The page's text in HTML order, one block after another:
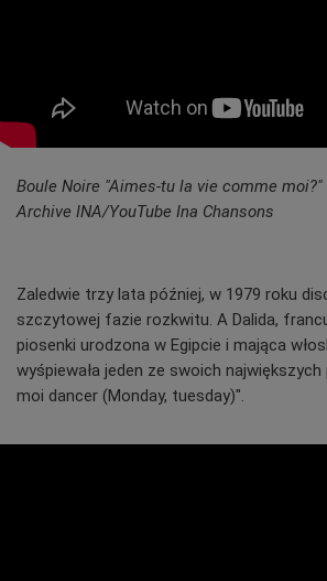
Boule Noire "Aimes-tu la vie comme
Archive INA/YouTube Ina Chansons
Zaledwie trzy lata później, w 1979 roku
szczytowej fazie rozkwitu. A Dalida,
piosenki urodzona w Egipcie i mająca
wyśpiewała jeden ze swoich
moi dancer (Monday, tuesday)".